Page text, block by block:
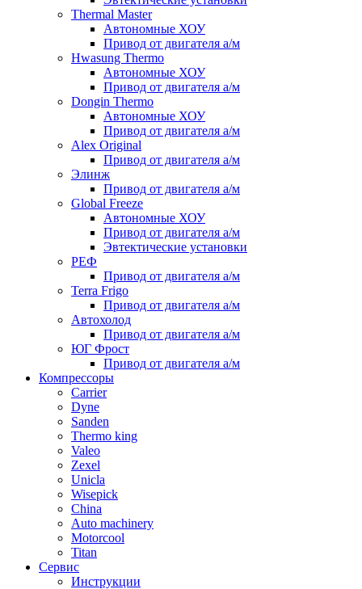
Thermal Master
Автономные ХОУ
Привод от двигателя а/м
Hwasung Thermo
Автономные ХОУ
Привод от двигателя а/м
Dongin Thermo
Автономные ХОУ
Привод от двигателя а/м
Alex Original
Привод от двигателя а/м
Элинж
Привод от двигателя а/м
Global Freeze
Автономные ХОУ
Привод от двигателя а/м
Эвтектические установки
РЕФ
Привод от двигателя а/м
Terra Frigo
Привод от двигателя а/м
Автохолод
Привод от двигателя а/м
ЮГ Фрост
Привод от двигателя а/м
Компрессоры
Carrier
Dyne
Sanden
Thermo king
Valeo
Zexel
Unicla
Wisepick
China
Auto machinery
Motorcool
Titan
Сервис
Инструкции